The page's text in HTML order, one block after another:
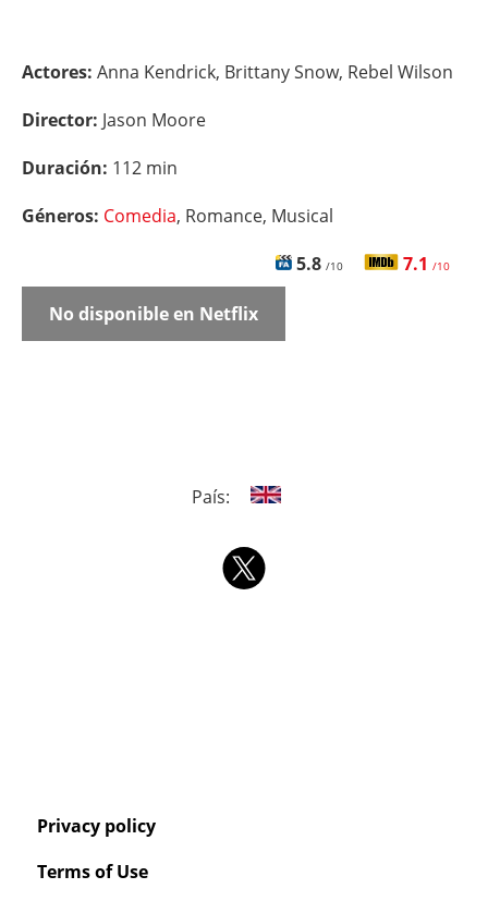
Actores: Anna Kendrick, Brittany Snow, Rebel Wilson
Director: Jason Moore
Duración: 112 min
Géneros: Comedia, Romance, Musical
5.8 /10 7.1 /10
No disponible en Netflix
País:
Privacy policy
Terms of Use